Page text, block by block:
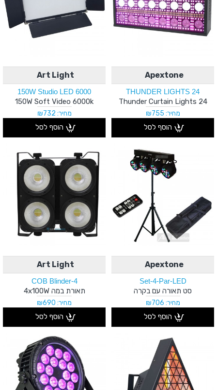
Apextone
24 THUNDER LIGHTS
24 Thunder Curtain Lights
מחיר: ₪755
הוסף לסל
Art Light
150W Studio LED 6000
150W Soft Video 6000k
מחיר: ₪732
הוסף לסל
Apextone
Set-4-Par-LED
סט תאורה עם בקרה
מחיר: ₪706
הוסף לסל
Art Light
COB Blinder-4
תאורת במה 4x100W
מחיר: ₪690
הוסף לסל